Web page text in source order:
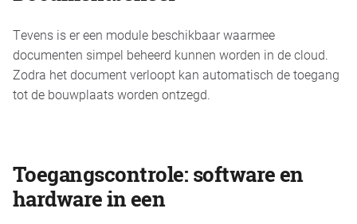
Tevens is er een module beschikbaar waarmee
documenten simpel beheerd kunnen worden in de cloud.
Zodra het document verloopt kan automatisch de toegang
tot de bouwplaats worden ontzegd.
Toegangscontrole: software en
hardware in een